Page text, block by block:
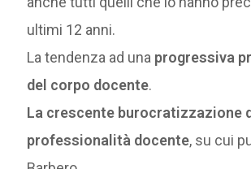
ultimi 12 anni.
La tendenza ad una progressiva
del corpo docente.
La crescente burocratizzazione
professionalità docente, su cui